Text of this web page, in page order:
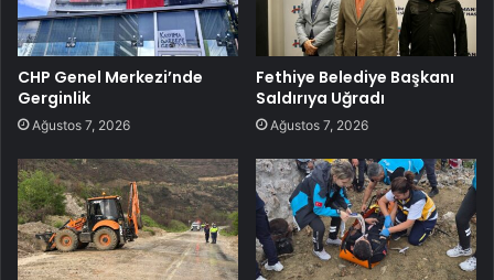
CHP Genel Merkezi’nde
Gerginlik
Ağustos 7, 2026
Fethiye Belediye Başkanı
Saldırıya Uğradı
Ağustos 7, 2026